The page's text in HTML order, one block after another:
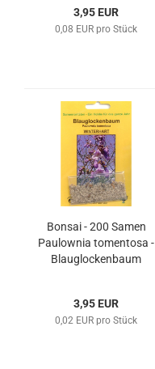
3,95 EUR
0,08 EUR pro Stück
Bonsai - 200 Samen
Paulownia tomentosa -
Blauglockenbaum
3,95 EUR
0,02 EUR pro Stück